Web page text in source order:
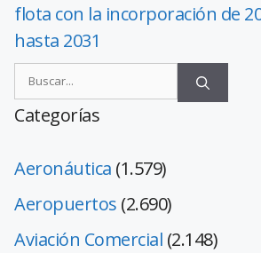
flota con la incorporación de
hasta 2031
Categorías
Aeronáutica (1.579)
Aeropuertos (2.690)
Aviación Comercial (2.148)